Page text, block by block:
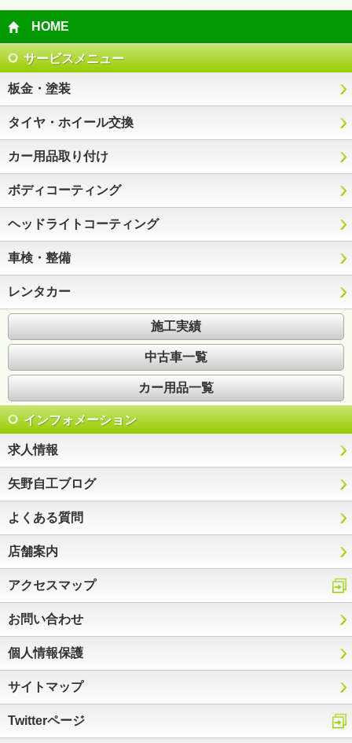
HOME
サービスメニュー
板金・塗装
タイヤ・ホイール交換
カー用品取り付け
ボディコーティング
ヘッドライトコーティング
車検・整備
レンタカー
施工実績
中古車一覧
カー用品一覧
インフォメーション
求人情報
矢野自工ブログ
よくある質問
店舗案内
アクセスマップ
お問い合わせ
個人情報保護
サイトマップ
Twitterページ